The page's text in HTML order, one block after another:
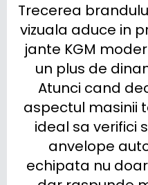
Trecerea
vizuala aduce in
jante KGM
un plus de
Atunci cand
aspectul masinii
ideal sa verifici
anvelope
echipata nu